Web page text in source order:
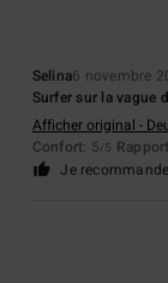
Selina6 novembre
Surfer sur la vague
Afficher original -
Confort: 5/5
Je